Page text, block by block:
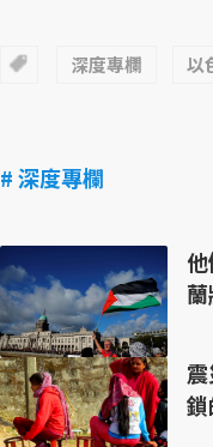
深度專欄 以
# 深度專欄